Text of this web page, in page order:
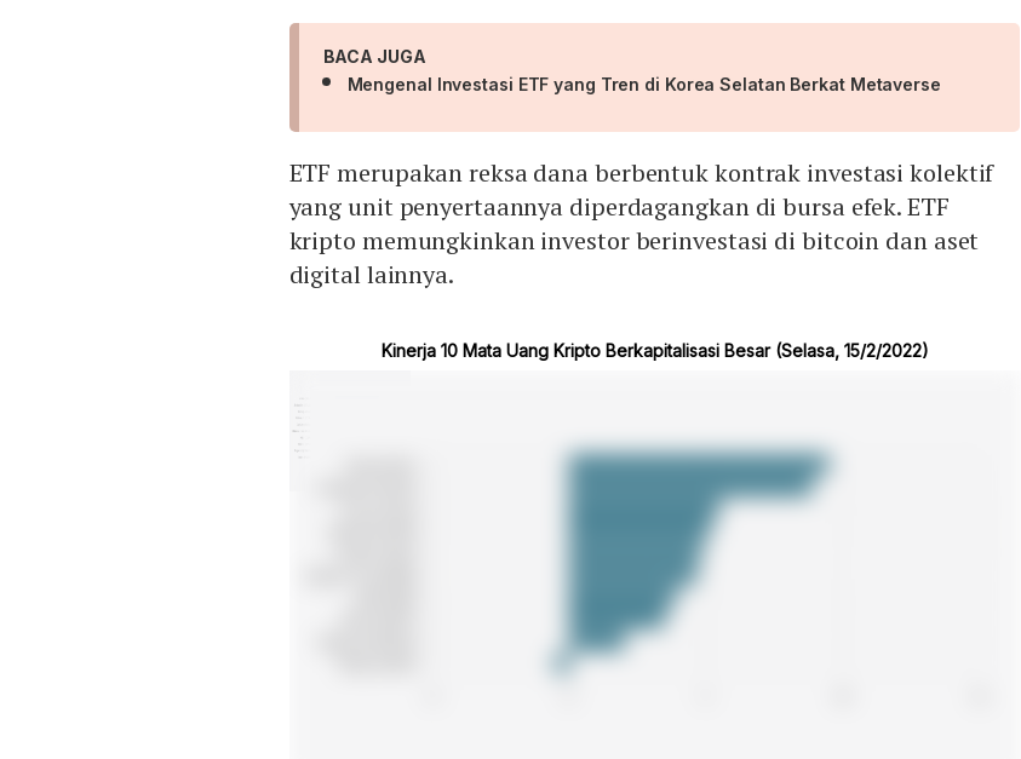
BACA JUGA
Mengenal Investasi ETF yang Tren di Korea Selatan Berkat Metaverse
ETF merupakan reksa dana berbentuk kontrak investasi kolektif
yang unit penyertaannya diperdagangkan di bursa efek. ETF
kripto memungkinkan investor berinvestasi di bitcoin dan aset
digital lainnya.